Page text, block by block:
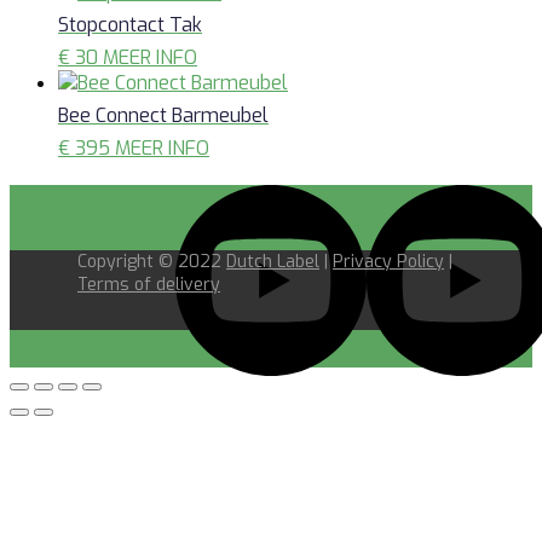
Stopcontact Tak
€30 MEER INFO
Bee Connect Barmeubel
€395 MEER INFO
Copyright © 2022 Dutch Label |Privacy Policy |
Terms of delivery